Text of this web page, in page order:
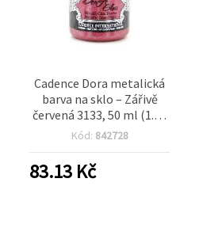
Cadence Dora metalická
barva na sklo – Zářivě
červená 3133, 50 ml (1.69
fl oz), vysoké krytí a
malování na sklo, hobby a
kreativní tvoření
Kód: 842728
83.13 Kč